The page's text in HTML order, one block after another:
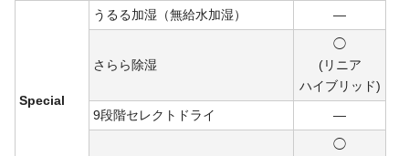
Special
うるる加湿（無給水加湿） ―
さらら除湿
◯
(リニア
ハイブリ ッド)
9段階セレクトドライ
―
◯